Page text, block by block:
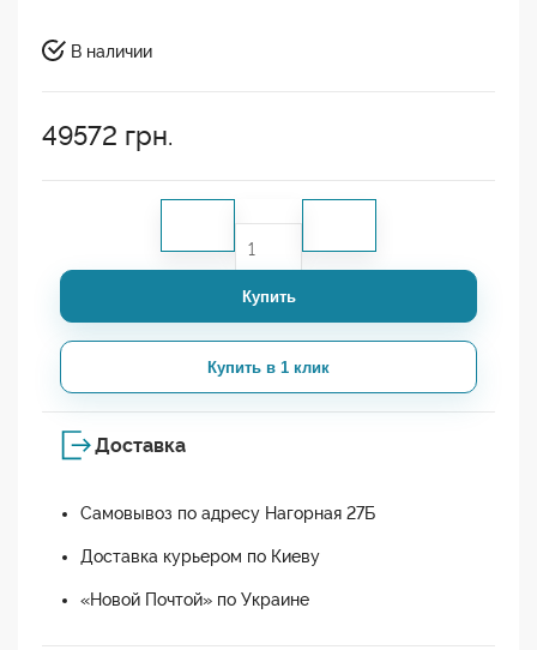
В наличии
49572 грн.
Купить
Купить в 1 клик
Доставка
Самовывоз по адресу Нагорная 27Б
Доставка курьером по Киеву
«Новой Почтой» по Украине